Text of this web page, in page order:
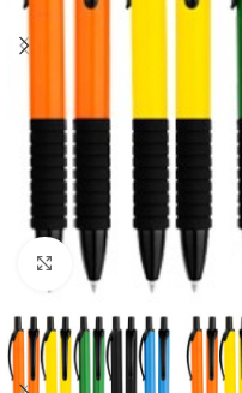
Clic para ampliar